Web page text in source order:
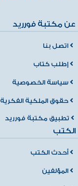
عن مكتبة فورريد
اتصل بنا
إطلب كتاب
سياسة الخصوصية
حقوق الملكية الفكرية
تطبيق مكتبة فورريد
الكتب
أحدث الكتب
المؤلفين